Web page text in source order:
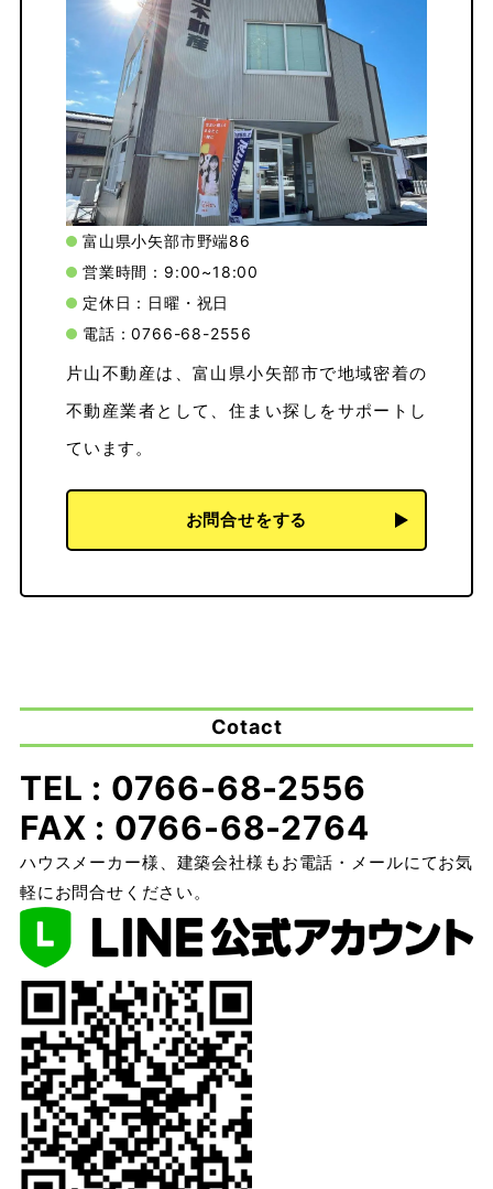
富山県小矢部市野端86
営業時間：9:00~18:00
定休日：日曜・祝日
電話：0766-68-2556
片山不動産は、富山県小矢部市で地域密着の
不動産業者として、住まい探しをサポートし
ています。
お問合せをする
Cotact
TEL : 0766-68-2556
FAX : 0766-68-2764
ハウスメーカー様、建築会社様もお電話・メールにてお気
軽にお問合せください。